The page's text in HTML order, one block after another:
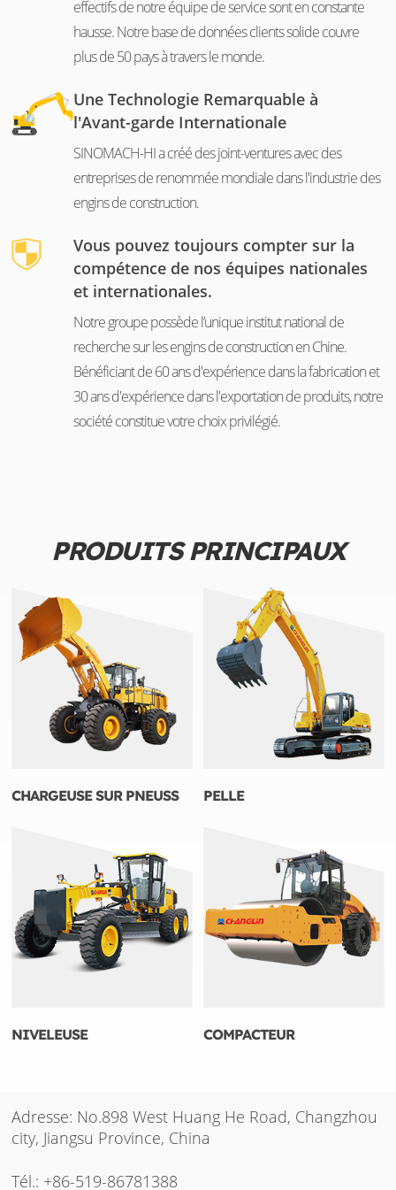
effectifs de notre équipe de service sont en constante
hausse. Notre base de données clients solide couvre
plus de 50 pays à travers le monde.
Une Technologie Remarquable à
l'Avant-garde Internationale
SINOMACH-HI a créé des joint-ventures avec des
entreprises de renommée mondiale dans l'industrie des
engins de construction.
Vous pouvez toujours compter sur la
compétence de nos équipes nationales
et internationales.
Notre groupe possède l’unique institut national de
recherche sur les engins de construction en Chine.
Bénéficiant de 60 ans d'expérience dans la fabrication et
30 ans d'expérience dans l'exportation de produits, notre
société constitue votre choix privilégié.
PRODUITS PRINCIPAUX
CHARGEUSE SUR PNEUSS PELLE
NIVELEUSE COMPACTEUR
Adresse: No.898 West Huang He Road, Changzhou
city, Jiangsu Province, China
Tél.: +86-519-86781388